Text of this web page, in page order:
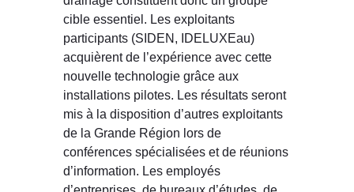
cible essentiel. Les exploitants
participants (SIDEN, IDELUXEau)
acquièrent de l’expérience avec cette
nouvelle technologie grâce aux
installations pilotes. Les résultats seront
mis à la disposition d’autres exploitants
de la Grande Région lors de
conférences spécialisées et de réunions
d’information. Les employés